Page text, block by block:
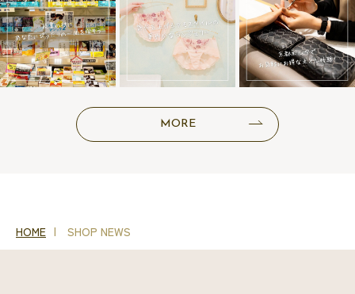
MORE
HOME SHOP NEWS